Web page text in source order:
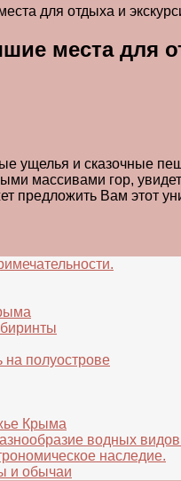
для отдыха и
места для
ущелья и сказочные
массивами гор,
предложить Вам этот
на полуострове
Крыма
водных
наследие.
и обычаи